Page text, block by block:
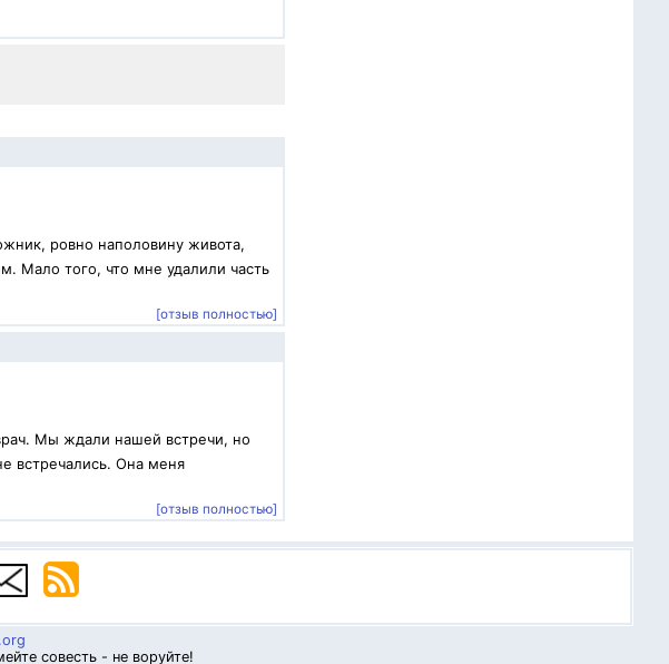
ровно наполовину живота,
Мало того, что мне удалили часть
[отзыв полностью]
Мы ждали нашей встречи, но
встречались. Она меня
[отзыв полностью]
совесть - не воруйте!